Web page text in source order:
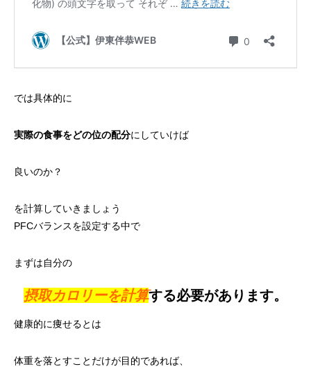
では具体的に
実際の食事をどの位の配分にしていけば
良いのか？
を計算していきましょう
PFCバランスを設定する中で
まずは自分の
摂取カロリーを計算する必要があります。
健康的に痩せるとは
体重を落とすことだけが目的であれば、